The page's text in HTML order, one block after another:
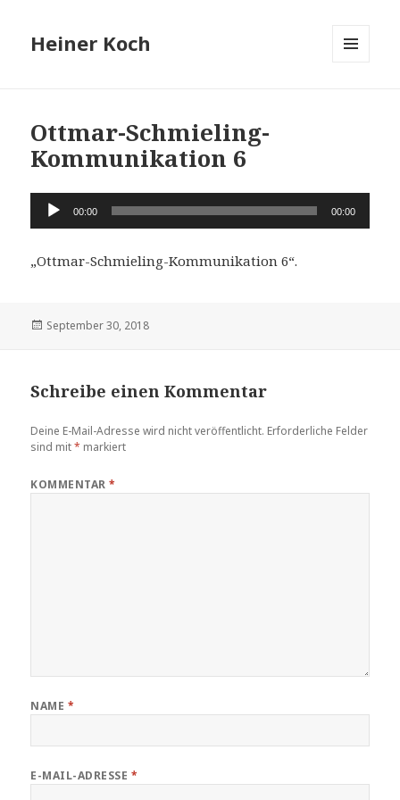
Heiner Koch
Ottmar-Schmieling-
Kommunikation 6
Audio-
Player
00:00 00:00
„Ottmar-Schmieling-Kommunikation 6“.
Veröffentlicht
September 30, 2018
Schreibe einen Kommentar
Deine E-Mail-Adresse wird nicht veröffentlicht. Erforderliche Felder
sind mit* markiert
KOMMENTAR*
NAME *
E-MAIL-ADRESSE *